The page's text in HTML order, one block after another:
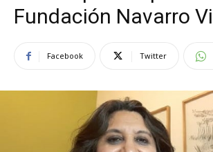
Fundación Navarro
Facebook Twitter